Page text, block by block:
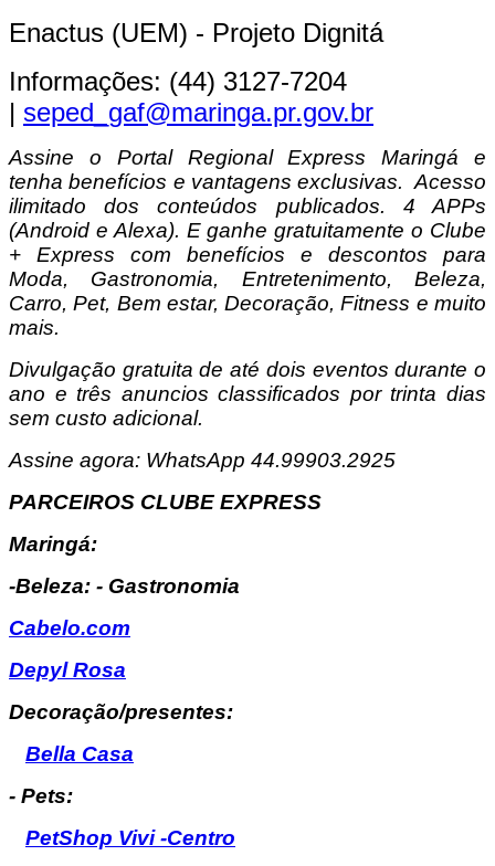
Enactus (UEM) - Projeto Dignitá
Informações: (44) 3127-7204
| seped_gaf@maringa.pr.gov.br
Assine o Portal Regional Express Maringá e
tenha benefícios e vantagens exclusivas. Acesso
ilimitado dos conteúdos publicados. 4 APPs
(Android e Alexa). E ganhe gratuitamente o Clube
+ Express com benefícios e descontos para
Moda, Gastronomia, Entretenimento, Beleza,
Carro, Pet, Bem estar, Decoração, Fitness e muito
mais.
Divulgação gratuita de até dois eventos durante o
ano e três anuncios classificados por trinta dias
sem custo adicional.
Assine agora: WhatsApp 44.99903.2925
PARCEIROS CLUBE EXPRESS
Maringá:
-Beleza: - Gastronomia
Cabelo.com
Depyl Rosa
Decoração/presentes:
Bella Casa
- Pets:
PetShop Vivi -Centro